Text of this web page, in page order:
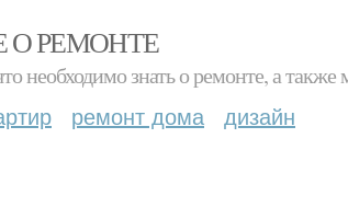
О РЕМОНТЕ
необходимо знать о ремонте, а
ремонт дома дизайн